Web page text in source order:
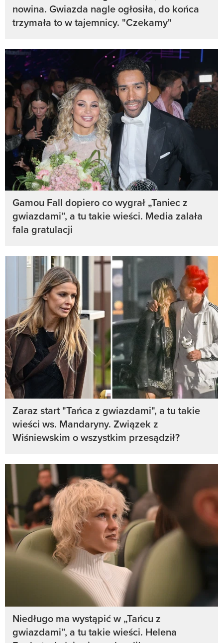
nowina. Gwiazda nagle ogłosiła, do końca
trzymała to w tajemnicy. "Czekamy"
Gamou Fall dopiero co wygrał „Taniec z
gwiazdami”, a tu takie wieści. Media zalała
fala gratulacji
Zaraz start "Tańca z gwiazdami", a tu takie
wieści ws. Mandaryny. Związek z
Wiśniewskim o wszystkim przesądził?
Niedługo ma wystąpić w „Tańcu z
gwiazdami”, a tu takie wieści. Helena